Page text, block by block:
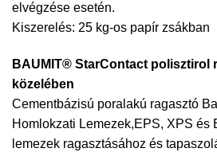
elvégzése esetén.
Kiszerelés: 25 kg-os papír zsákban
BAUMIT® StarContact polisztirol
közelében
Cementbázisú poralakú ragasztó
Homlokzati Lemezek,EPS, XPS és
lemezek ragasztásához és